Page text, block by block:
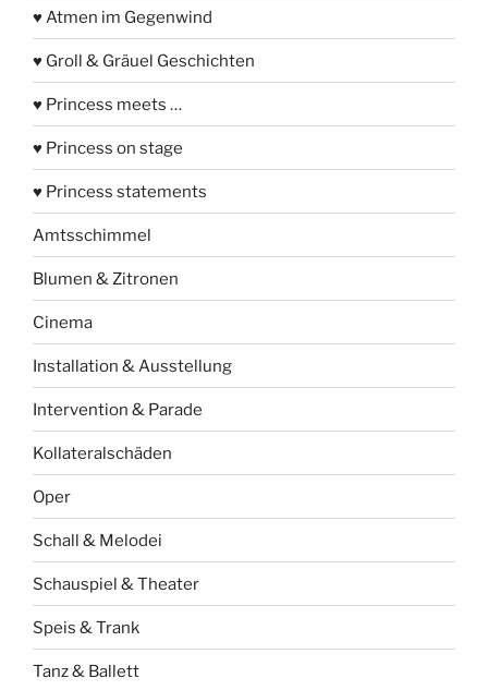
♥ Atmen im Gegenwind
♥ Groll & Gräuel Geschichten
♥ Princess meets …
♥ Princess on stage
♥ Princess statements
Amtsschimmel
Blumen & Zitronen
Cinema
Installation & Ausstellung
Intervention & Parade
Kollateralschäden
Oper
Schall & Melodei
Schauspiel & Theater
Speis & Trank
Tanz & Ballett